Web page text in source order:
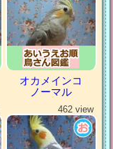
オカメインコ
ノーマル
462 view